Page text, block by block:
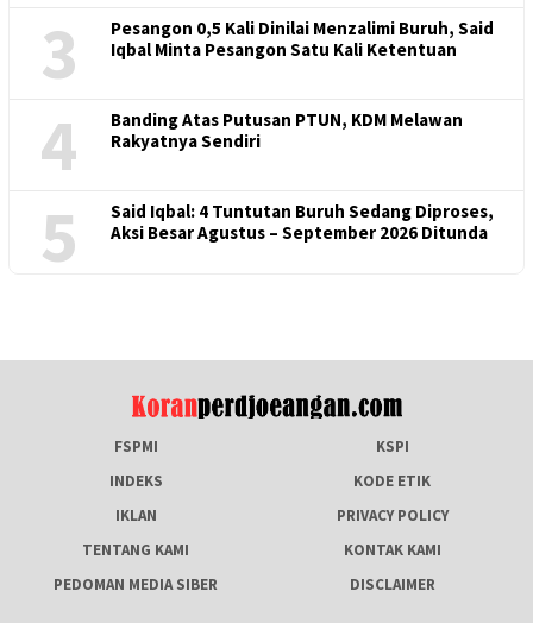
3
Pesangon 0,5 Kali Dinilai Menzalimi Buruh, Said
Iqbal Minta Pesangon Satu Kali Ketentuan
4
Banding Atas Putusan PTUN, KDM Melawan
Rakyatnya Sendiri
5
Said Iqbal: 4 Tuntutan Buruh Sedang Diproses,
Aksi Besar Agustus – September 2026 Ditunda
FSPMI
KSPI
INDEKS
KODE ETIK
IKLAN
PRIVACY POLICY
TENTANG KAMI
KONTAK KAMI
PEDOMAN MEDIA SIBER
DISCLAIMER